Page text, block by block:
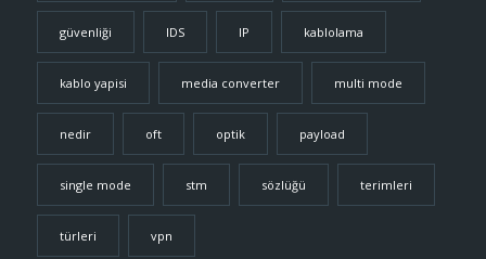
güvenliği IDS IP kablolama
kablo yapisi media converter multi mode
nedir oft optik payload
single mode stm sözlüğü terimleri
türleri vpn